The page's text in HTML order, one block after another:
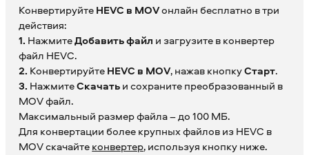
КонвертируйтеHEVC в MOVонлайн бесплатно в три
действия:
1. НажмитеДобавить файл и загрузите в конвертер
файл HEVC.
2. КонвертируйтеHEVC в MOV, нажав кнопкуСтарт.
3. НажмитеСкачатьи сохраните преобразованный в
MOV файл.
Максимальный размер файла – до 100 МБ.
Для конвертации более крупных файлов из HEVC в
MOV скачайтеконвертер, используя кнопку ниже.